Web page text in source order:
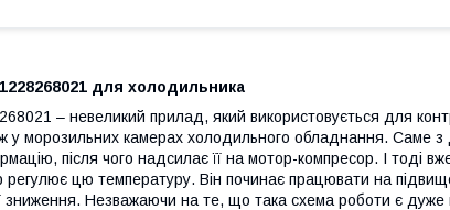
для холодильника
– невеликий прилад, який використовується для
у морозильних камерах холодильного обладнання. Саме з
після чого надсилає її на мотор-компресор. І тоді
цю температуру. Він починає працювати на
зниження. Незважаючи на те, що така схема роботи є дуже